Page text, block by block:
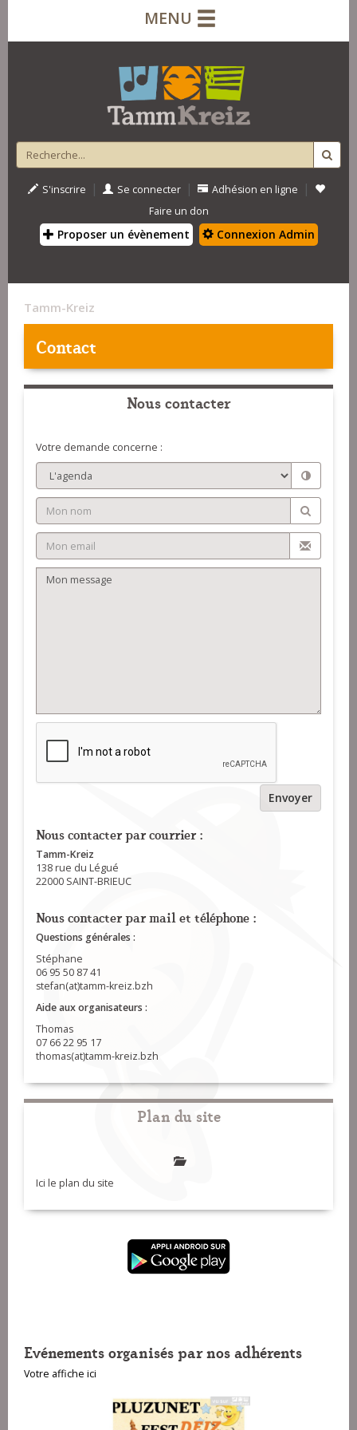
MENU
S'inscrire | Se connecter | Adhésion en ligne |
Faire un don
Proposer un évènement Connexion Admin
Tamm-Kreiz
Contact
Nous contacter
Votre demande concerne :
Envoyer
Nous contacter par courrier :
Tamm-Kreiz
138 rue du Légué
22000 SAINT-BRIEUC
Nous contacter par mail et téléphone :
Questions générales :
Stéphane
06 95 50 87 41
stefan(at)tamm-kreiz.bzh
Aide aux organisateurs :
Thomas
07 66 22 95 17
thomas(at)tamm-kreiz.bzh
Plan du site
Ici le plan du site
Evénements organisés par nos adhérents
Votre affiche ici